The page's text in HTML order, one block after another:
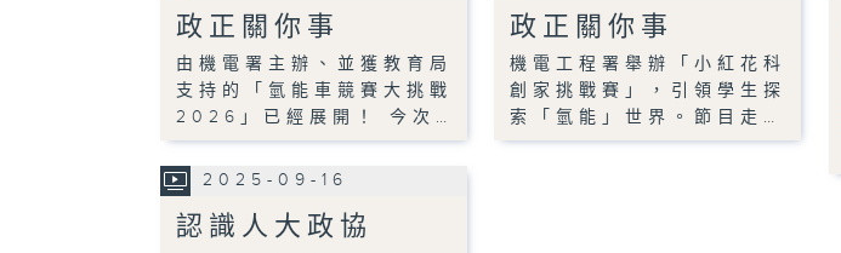
政正關你事
由機電署主辦、並獲教育局
支持的「氫能車競賽大挑戰
2026」已經展開！ 今次…
政正關你事
機電工程署舉辦「小紅花科
創家挑戰賽」，引領學生探
索「氫能」世界。節目走…
2025-09-16
認識人大政協